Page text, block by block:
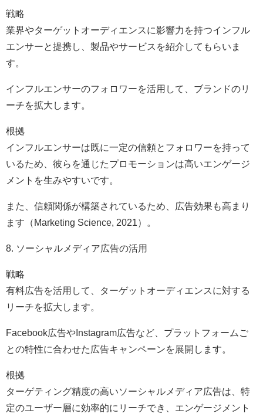
戦略
業界やターゲットオーディエンスに影響力を持つインフル
エンサーと提携し、製品やサービスを紹介してもらいま
す。
インフルエンサーのフォロワーを活用して、ブランドのリ
ーチを拡大します。
根拠
インフルエンサーは既に一定の信頼とフォロワーを持って
いるため、彼らを通じたプロモーションは高いエンゲージ
メントを生みやすいです。
また、信頼関係が構築されているため、広告効果も高まり
ます（Marketing Science, 2021）。
8. ソーシャルメディア広告の活用
戦略
有料広告を活用して、ターゲットオーディエンスに対する
リーチを拡大します。
Facebook広告やInstagram広告など、プラットフォームご
との特性に合わせた広告キャンペーンを展開します。
根拠
ターゲティング精度の高いソーシャルメディア広告は、特
定のユーザー層に効率的にリーチでき、エンゲージメント